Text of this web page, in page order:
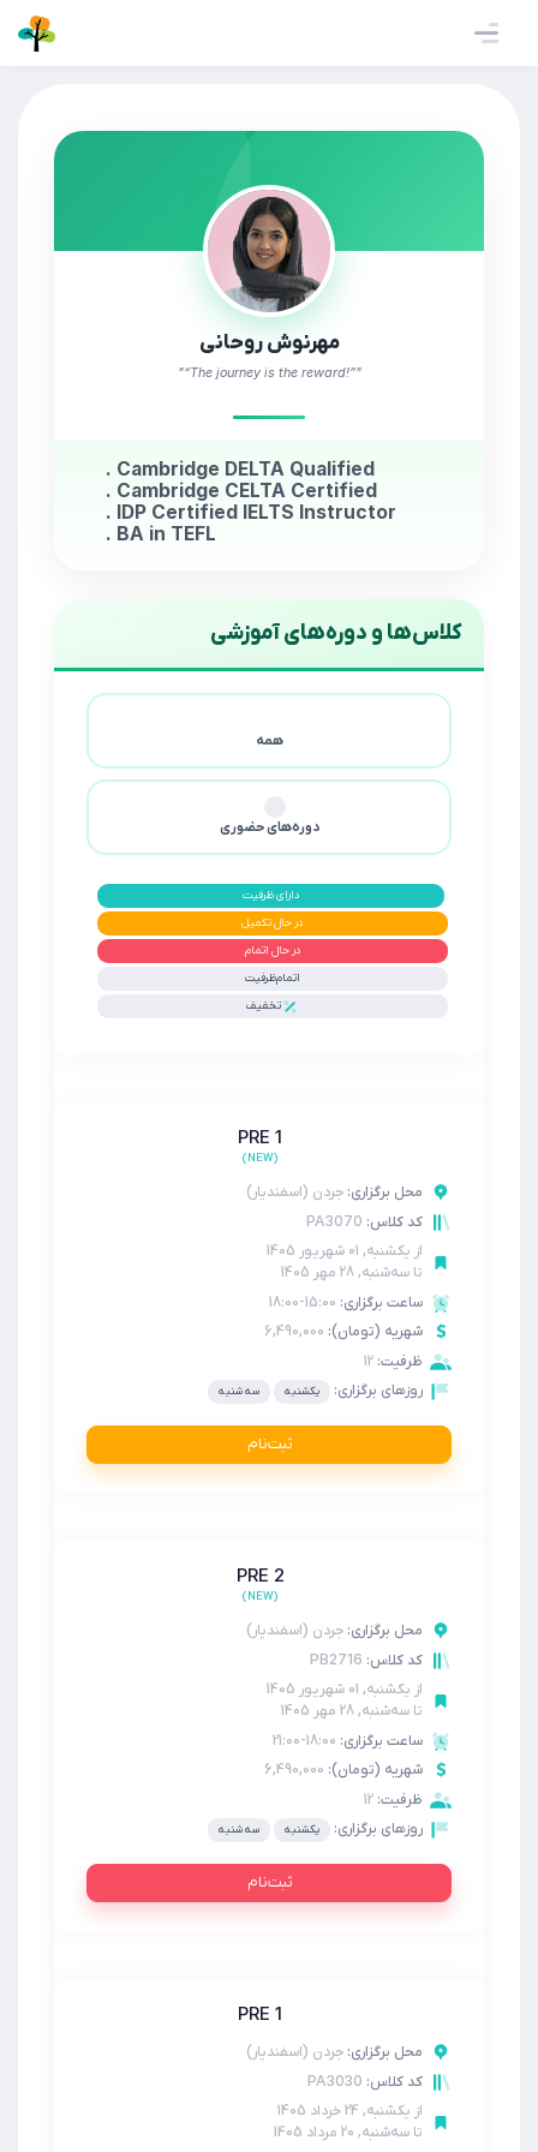
مهرنوش روحانی
"“The journey is the reward!”"
. Cambridge DELTA Qualified
. Cambridge CELTA Certified
. IDP Certified IELTS Instructor
. BA in TEFL
کلاس‌ها و دوره‌های آموزشی
همه
دوره‌های حضوری
دارای ظرفیت
در حال تکمیل
در حال اتمام
اتمام‌ظرفیت
تخفیف
PRE 1
(NEW)
محل برگزاری: جردن (اسفندیار)
کد کلاس: PA3070
از یکشنبه, 01 شهریور 1405
تا سه‌شنبه, 28 مهر 1405
ساعت برگزاری:
شهریه (تومان):
ظرفیت:
روزهای برگزاری:
یکشنبه سه شنبه
ثبت‌نام
PRE 2
(NEW)
محل برگزاری: جردن (اسفندیار)
کد کلاس: PB2716
از یکشنبه, 01 شهریور 1405
تا سه‌شنبه, 28 مهر 1405
ساعت برگزاری:
شهریه (تومان):
ظرفیت:
روزهای برگزاری:
یکشنبه سه شنبه
ثبت‌نام
PRE 1
محل برگزاری: جردن (اسفندیار)
کد کلاس: PA3030
از یکشنبه, 24 خرداد 1405
تا سه‌شنبه, 20 مرداد 1405